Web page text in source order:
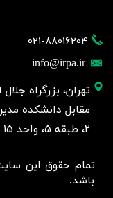
021-88016204
info@irpa.ir
تهران، بزرگراه
مقابل دانشکده
2، طبقه 5، واحد 15
تمام حقوق این
باشد.